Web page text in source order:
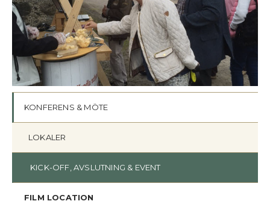
KONFERENS & MÖTE
LOKALER
KICK-OFF, AVSLUTNING & EVENT
FILM LOCATION